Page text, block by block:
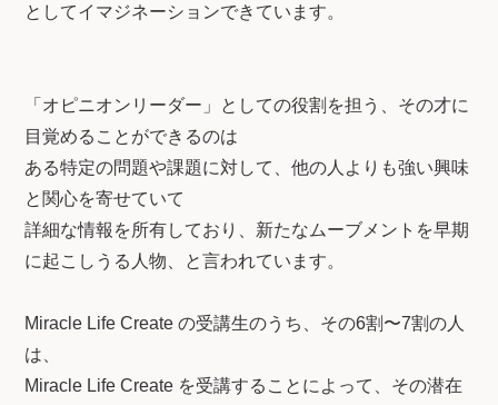
としてイマジネーションできています。
「オピニオンリーダー」としての役割を担う、その才に
目覚めることができるのは
ある特定の問題や課題に対して、他の人よりも強い興味
と関心を寄せていて
詳細な情報を所有しており、新たなムーブメントを早期
に起こしうる人物、と言われています。
Miracle Life Create の受講生のうち、その6割〜7割の人
は、
Miracle Life Create を受講することによって、その潜在